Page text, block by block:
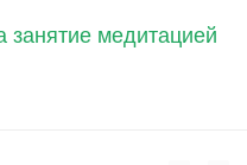
занятие медитацией